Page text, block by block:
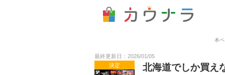
本
最終更新日：2026/01/05
決定
北海道でしか買え